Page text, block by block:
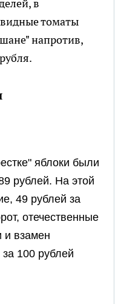
в
томаты
напротив,
яблоки были
рублей. На этой
49 рублей за
отечественные
и взамен
100 рублей